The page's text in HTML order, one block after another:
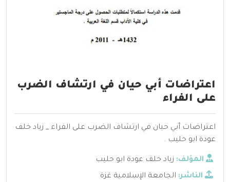
اعتراضات أبي حيان في ارتشاف الضرب
على الفراء
اعتراضات أبي حيان في ارتشاف الضرب على الفراء _ زياد خلف
عودة ابو حليب .
المؤلف: زياد خلف عودة ابو حليب
الناشر: الجامعة الإسلامية غزة